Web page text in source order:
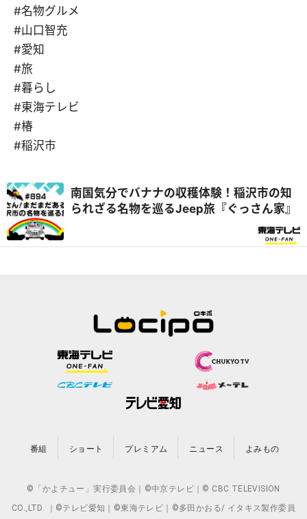
#名物グルメ
#山口智充
#愛知
#旅
#暮らし
#東海テレビ
#椿
#稲沢市
南国気分でバナナの収穫体験！稲沢市の知
られざる名物を巡るJeep旅『ぐっさん家』
番組 ショート プレミアム ニュース よみもの
©「かよチュー」実行委員会｜©中京テレビ｜© CBC TELEVISION
CO.,LTD. ｜©テレビ愛知｜©東海テレビ｜©多田かおる/ イタキス製作委員